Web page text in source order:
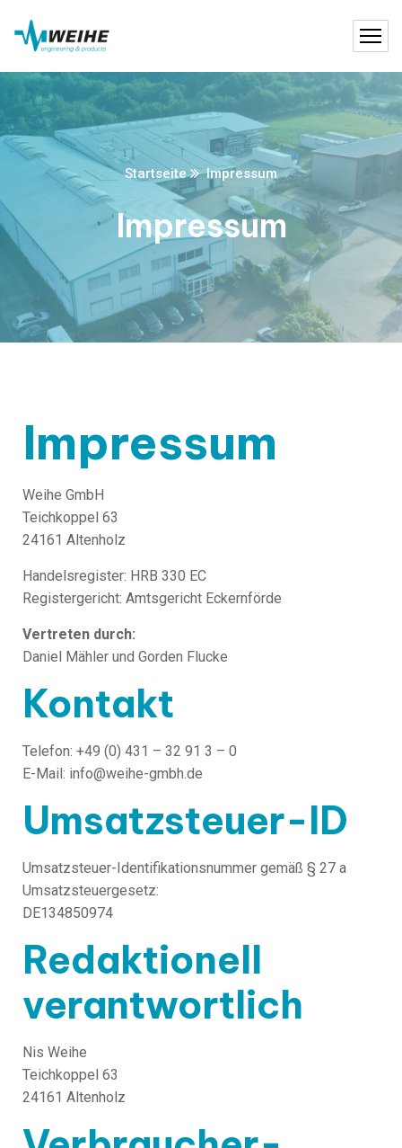
Startseite Impressum
Impressum
Impressum
Weihe GmbH
Teichkoppel 63
24161 Altenholz
Handelsregister: HRB 330 EC
Registergericht: Amtsgericht Eckernförde
Vertreten durch:
Daniel Mähler und Gorden Flucke
Kontakt
Telefon: +49 (0) 431 – 32 91 3 – 0
E-Mail: info@weihe-gmbh.de
Umsatzsteuer-ID
Umsatzsteuer-Identifikationsnummer gemäß § 27 a
Umsatzsteuergesetz:
DE134850974
Redaktionell
verantwortlich
Nis Weihe
Teichkoppel 63
24161 Altenholz